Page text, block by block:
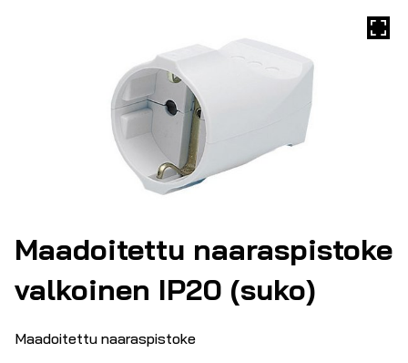
Maadoitettu naaraspistoke
valkoinen IP20 (suko)
Maadoitettu naaraspistoke